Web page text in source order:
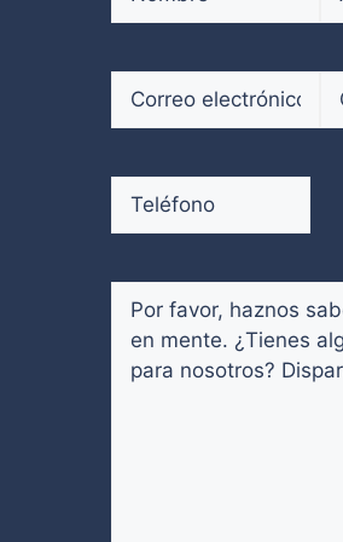
Correo
electrónico
(Obligatorio)
un
email
Teléfono
Comentarios (Obligatorio)